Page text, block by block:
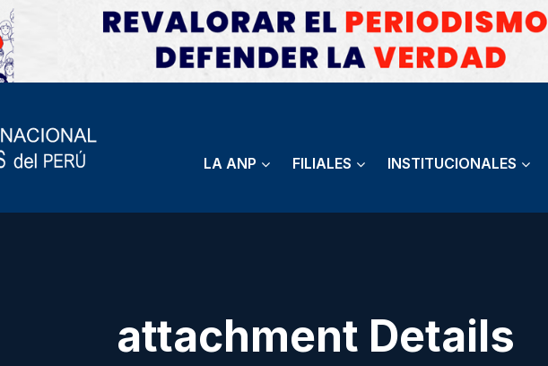
LA ANP FILIALES INSTITUCIONALES
attachment Details